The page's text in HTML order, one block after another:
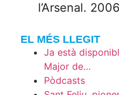
l’Arsenal.
EL MÉS LLEGIT
Ja està
Major de…
Pòdcasts